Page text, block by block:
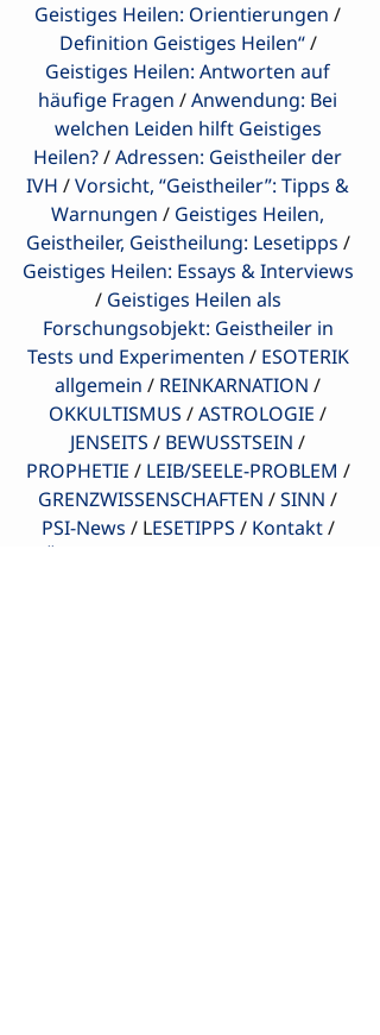
Geistiges Heilen: Orientierungen /
Definition Geistiges Heilen“ /
Geistiges Heilen: Antworten auf
häufige Fragen / Anwendung: Bei
welchen Leiden hilft Geistiges
Heilen? / Adressen: Geistheiler der
IVH / Vorsicht, “Geistheiler”: Tipps &
Warnungen / Geistiges Heilen,
Geistheiler, Geistheilung: Lesetipps /
Geistiges Heilen: Essays & Interviews
/ Geistiges Heilen als
Forschungsobjekt: Geistheiler in
Tests und Experimenten / ESOTERIK
allgemein / REINKARNATION /
OKKULTISMUS / ASTROLOGIE /
JENSEITS / BEWUSSTSEIN /
PROPHETIE / LEIB/SEELE-PROBLEM /
GRENZWISSENSCHAFTEN / SINN /
PSI-News / LESETIPPS / Kontakt /